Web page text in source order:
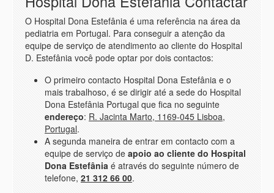
O Hospital Dona Estefânia é uma referência na área da
pediatria em Portugal. Para conseguir a atenção da
equipe de serviço de atendimento ao cliente do Hospital
D. Estefânia você pode optar por dois contactos:
O primeiro contacto Hospital Dona Estefânia e o
mais trabalhoso, é se dirigir até a sede do Hospital
Dona Estefânia Portugal que fica no seguinte
endereço: R. Jacinta Marto, 1169-045 Lisboa,
Portugal.
A segunda maneira de entrar em contacto com a
equipe de serviço de apoio ao cliente do Hospital
Dona Estefânia é através do seguinte número de
telefone, 21 312 66 00.